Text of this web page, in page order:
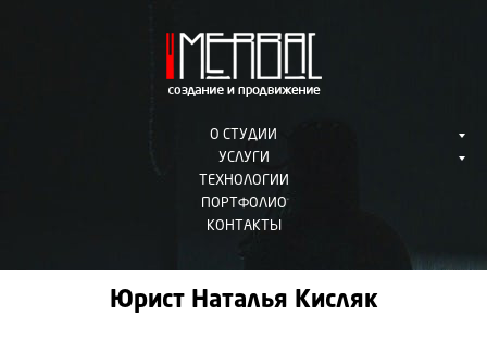
О СТУДИИ
УСЛУГИ
ТЕХНОЛОГИИ
ПОРТФОЛИО
КОНТАКТЫ
Юрист Наталья Кисляк